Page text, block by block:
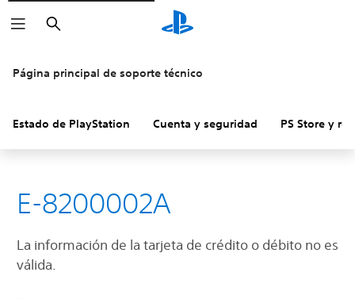
Buscar
Página principal de soporte técnico
Estado de PlayStation Cuenta y seguridad PS Store y
E-8200002A
La información de la tarjeta de crédito o débito no es
válida.